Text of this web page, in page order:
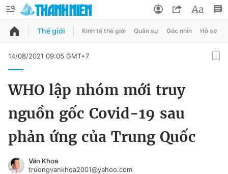
QUẢNG CÁO
Chuyên mục khác
Chào ngày mới Tin 24h
Đổi mật khẩu
Tin đã lưu
Tin đã xem
Đăng xuất
Thế giới Kinh tế thế giới Quân sự Góc nhìn Hồ sơ
14/08/2021 09:05 GMT+7
WHO lập nhóm mới truy
nguồn gốc Covid-19 sau
phản ứng của Trung Quốc
Văn Khoa
truongvankhoa2001@yahoo.com